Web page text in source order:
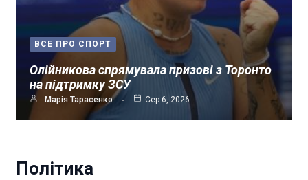
ВСЕ ПРО СПОРТ
Олійникова спрямувала призові з Торонто
на підтримку ЗСУ
Марія Тарасенко Сер 6, 2026
Політика